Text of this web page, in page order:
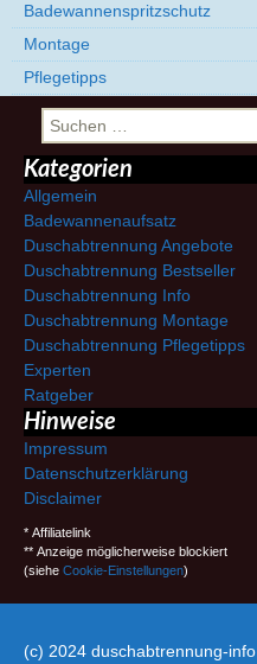
Badewannenspritzschutz
Montage
Pflegetipps
Suchen
nach:
Kategorien
Allgemein
Badewannenaufsatz
Duschabtrennung Angebote
Duschabtrennung Bestseller
Duschabtrennung Info
Duschabtrennung Montage
Duschabtrennung Pflegetipps
Experten
Ratgeber
Hinweise
Impressum
Datenschutzerklärung
Disclaimer
* Affiliatelink
** Anzeige möglicherweise blockiert
(siehe Cookie-Einstellungen)
(c) 2024 duschabtrennung-info